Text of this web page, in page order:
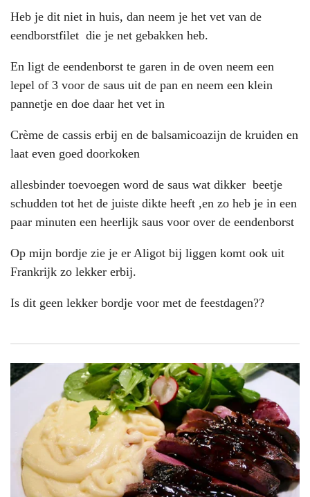
Heb je dit niet in huis, dan neem je het vet van de
eendborstfilet die je net gebakken heb.
En ligt de eendenborst te garen in de oven neem een
lepel of 3 voor de saus uit de pan en neem een klein
pannetje en doe daar het vet in
Crème de cassis erbij en de balsamicoazijn de kruiden en
laat even goed doorkoken
allesbinder toevoegen word de saus wat dikker beetje
schudden tot het de juiste dikte heeft ,en zo heb je in een
paar minuten een heerlijk saus voor over de eendenborst
Op mijn bordje zie je er Aligot bij liggen komt ook uit
Frankrijk zo lekker erbij.
Is dit geen lekker bordje voor met de feestdagen??